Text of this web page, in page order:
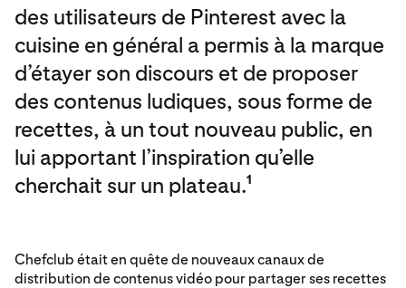
des utilisateurs de Pinterest avec la
cuisine en général a permis à la marque
d’étayer son discours et de proposer
des contenus ludiques, sous forme de
recettes, à un tout nouveau public, en
lui apportant l’inspiration qu’elle
cherchait sur un plateau.1
Chefclub était en quête de nouveaux canaux de
distribution de contenus vidéo pour partager ses recettes